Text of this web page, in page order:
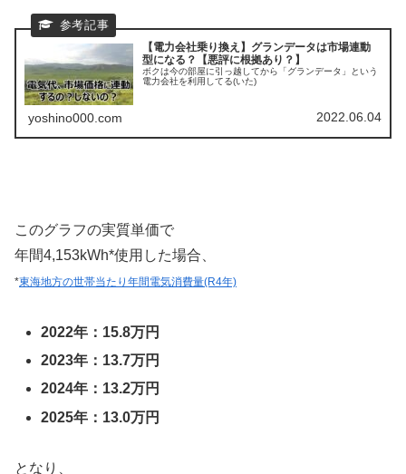
【電力会社乗り換え】グランデータは市場連動
型になる？【悪評に根拠あり？】
ボクは今の部屋に引っ越してから「グランデータ」という
電力会社を利用してる(いた)
yoshino000.com 2022.06.04
このグラフの実質単価で
年間4,153kWh*使用した場合、
*東海地方の世帯当たり年間電気消費量(R4年)
2022年：15.8万円
2023年：13.7万円
2024年：13.2万円
2025年：13.0万円
となり、